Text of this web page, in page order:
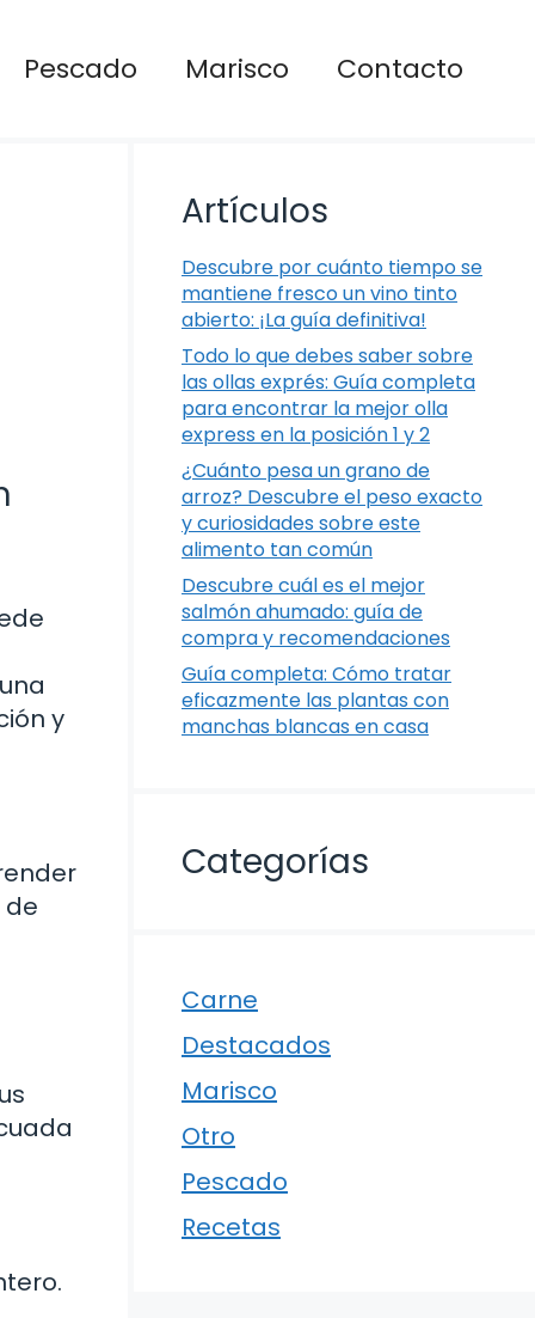
Pescado Marisco Contacto
y
de
Artículos
Descubre por cuánto tiempo se
mantiene fresco un vino tinto
abierto: ¡La guía definitiva!
Todo lo que debes saber sobre
las ollas exprés: Guía completa
para encontrar la mejor olla
express en la posición 1 y 2
¿Cuánto pesa un grano de
arroz? Descubre el peso exacto
y curiosidades sobre este
alimento tan común
Descubre cuál es el mejor
salmón ahumado: guía de
compra y recomendaciones
Guía completa: Cómo tratar
eficazmente las plantas con
manchas blancas en casa
Categorías
Carne
Destacados
Marisco
Otro
Pescado
Recetas